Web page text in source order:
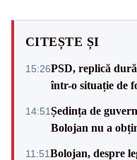
CITEȘTE ȘI
15:26PSD, replică
într-o situație de
14:51Ședința de
Bolojan nu a
11:51Bolojan, despre